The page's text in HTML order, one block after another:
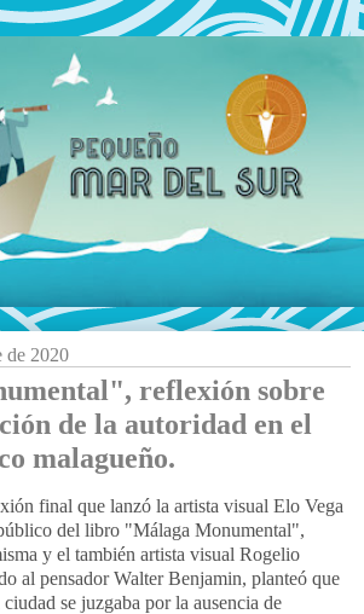
de 2020
reflexión sobre
de la autoridad en el
malagueño.
final que lanzó la artista visual Elo Vega
del libro "Málaga Monumental",
y el también artista visual Rogelio
al pensador Walter Benjamin, planteó que
se juzgaba por la ausencia de